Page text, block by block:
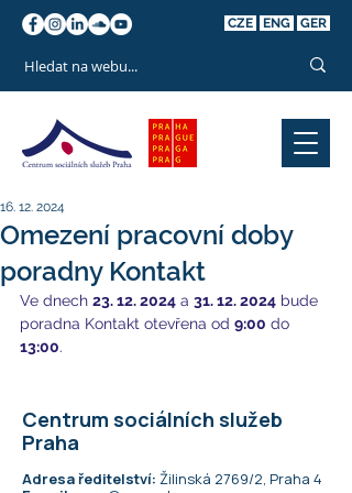
CZE ENG GER
Omezení pracovní doby
poradny Kontakt
16. 12. 2024
Ve dnech 23. 12. 2024 a 31. 12. 2024 bude
poradna Kontakt otevřena od 9:00 do
13:00.
Centrum sociálních služeb
Praha
Adresa ředitelství: Žilinská 2769/2, Praha 4​